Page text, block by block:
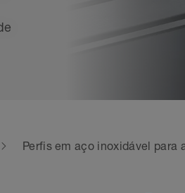
Perfis em aço inoxidável para